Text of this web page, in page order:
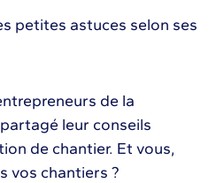
petites astuces selon ses
de la
leur conseils
de chantier. Et vous,
vos chantiers ?